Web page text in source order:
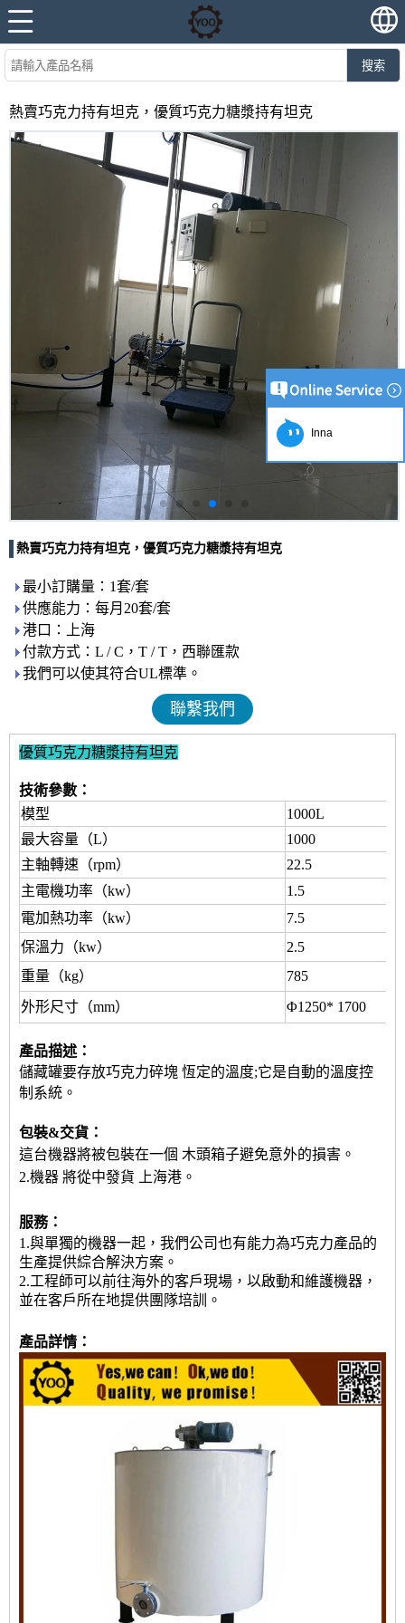
搜索
熱賣巧克力持有坦克，優質巧克力糖漿持有坦克
熱賣巧克力持有坦克，優質巧克力糖漿持有坦克
最小訂購量：1套/套
供應能力：每月20套/套
港口：上海
付款方式：L / C，T / T，西聯匯款
我們可以使其符合UL標準。
聯繫我們
優質巧克力糖漿持有坦克
技術參數：
模型
1000L
最大容量（L）
1000
主軸轉速（rpm）
22.5
主電機功率（kw）
1.5
電加熱功率（kw）
7.5
保溫力（kw）
2.5
重量（kg）
785
外形尺寸（mm）
Φ1250* 1700
產品描述 ：
儲藏罐要存放巧克力碎塊 恆定的溫度;它是自動的溫度控
制系統。
包裝&交貨：
這台機器將被包裝在一個 木頭箱子避免意外的損害。
2.機器 將從中發貨 上海港。
服務：
1.與單獨的機器一起，我們公司也有能力為巧克力產品的
生產提供綜合解決方案。
2.工程師可以前往海外的客戶現場，以啟動和維護機器，
並在客戶所在地提供團隊培訓。
產品詳情：
Inna